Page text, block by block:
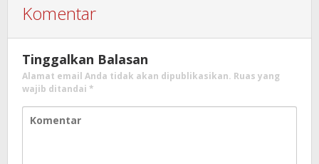
Komentar
Tinggalkan Balasan
Alamat email Anda tidak akan dipublikasikan. Ruas yang
wajib ditandai *